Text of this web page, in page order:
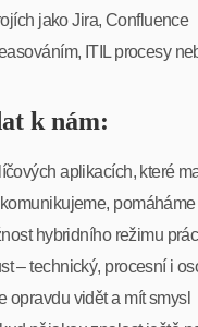
jako Jira, Confluence
ITIL procesy
k nám:
aplikacích, které
hybridního režimu
– technický, procesní i
opravdu vidět a mít smysl